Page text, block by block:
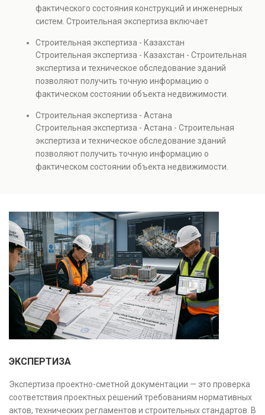
также при судебных разбирательствах и технических
проверках.
фактического состояния конструкций и инженерных
систем. Строительная экспертиза включает
элементов и оценку эксплуатационной безопасности.
Услуга востребована при покупке недвижимости,
капитальном ремонте и реконструкции объектов, а
также при судебных разбирательствах и технических
проверках.
Строительная экспертиза - Казахстан
Строительная экспертиза - Казахстан - Строительная
экспертиза и техническое обследование зданий
позволяют получить точную информацию о
фактическом состоянии объекта недвижимости.
инженерных систем с выявлением скрытых дефектов
и нарушений. Услуга используется для проверки
качества строительства, подготовки к реконструкции,
оценки рисков и судебных разбирательств.
Результатом является официальное техническое
Строительная экспертиза - Астана
Строительная экспертиза - Астана - Строительная
экспертиза и техническое обследование зданий
позволяют получить точную информацию о
фактическом состоянии объекта недвижимости.
качества строительства, подготовки к реконструкции,
оценки рисков и судебных разбирательств.
Результатом является официальное техническое
заключение, имеющее юридическую силу.
ЭКСПЕРТИЗА
Экспертиза проектно-сметной документации — это проверка
соответствия проектных решений требованиям нормативных
актов, технических регламентов и строительных стандартов. В